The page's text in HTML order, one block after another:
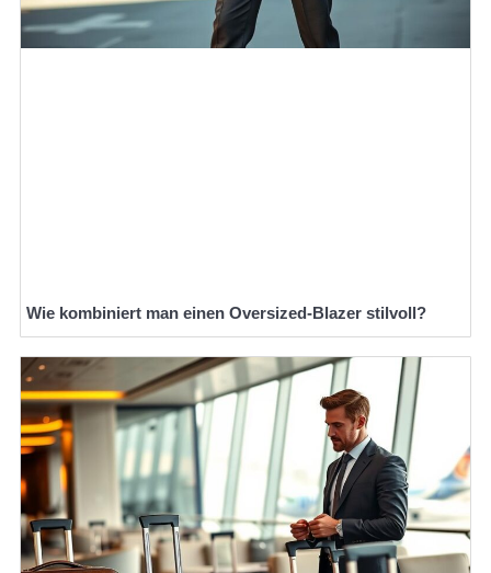
Wie kombiniert man einen Oversized-Blazer stilvoll?